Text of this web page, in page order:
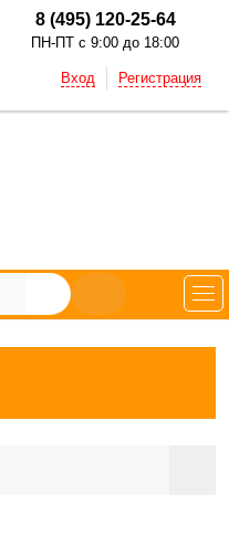
8 (495) 120-25-64
ПН-ПТ с 9:00 до 18:00
Вход Регистрация